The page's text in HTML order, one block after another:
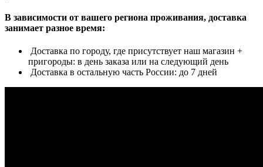
В зависимости от вашего региона проживания, доставка
занимает разное время:
Доставка по городу, где присутствует наш магазин +
пригороды: в день заказа или на следующий день
Доставка в остальную часть России: до 7 дней